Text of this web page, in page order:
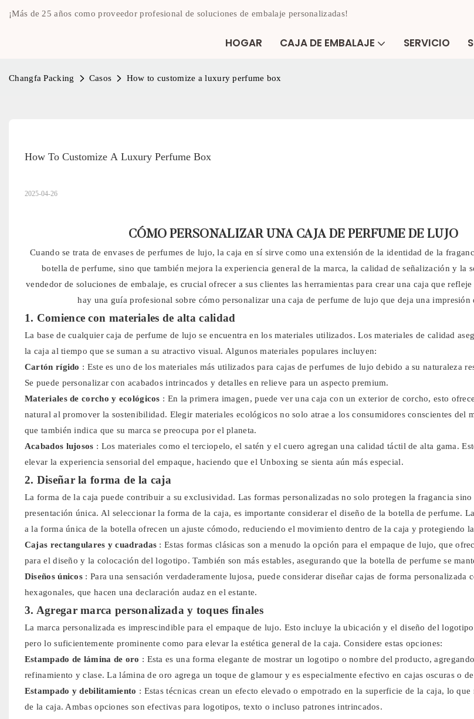
¡Más de 25 años como proveedor profesional de soluciones de embalaje personalizadas!
HOGAR CAJA DE EMBALAJE SERVICIO
Changfa Packing Casos How to customize a luxury perfume box
How To Customize A Luxury Perfume Box
2025-04-26
CÓMO PERSONALIZAR UNA CAJA DE PERFUME DE LUJO
Cuando se trata de envases de perfumes de lujo, la caja en sí sirve como una extensión de la identidad de la
botella de perfume, sino que también mejora la experiencia general de la marca, la calidad de señalización y la
vendedor de soluciones de embalaje, es crucial ofrecer a sus clientes las herramientas para crear una caja que
hay una guía profesional sobre cómo personalizar una caja de perfume de lujo que deja una impresión
1. Comience con materiales de alta calidad
La base de cualquier caja de perfume de lujo se encuentra en los materiales utilizados. Los materiales de calidad
la caja al tiempo que se suman a su atractivo visual. Algunos materiales populares incluyen:
Cartón rígido : Este es uno de los materiales más utilizados para cajas de perfumes de lujo debido a su naturaleza
Se puede personalizar con acabados intrincados y detalles en relieve para un aspecto premium.
Materiales de corcho y ecológicos : En la primera imagen, puede ver una caja con un exterior de corcho, esto
natural al promover la sostenibilidad. Elegir materiales ecológicos no solo atrae a los consumidores conscientes del
que también indica que su marca se preocupa por el planeta.
Acabados lujosos : Los materiales como el terciopelo, el satén y el cuero agregan una calidad táctil de alta gama.
elevar la experiencia sensorial del empaque, haciendo que el Unboxing se sienta aún más especial.
2. Diseñar la forma de la caja
La forma de la caja puede contribuir a su exclusividad. Las formas personalizadas no solo protegen la fragancia sino
presentación única. Al seleccionar la forma de la caja, es importante considerar el diseño de la botella de perfume.
a la forma única de la botella ofrecen un ajuste cómodo, reduciendo el movimiento dentro de la caja y protegiendo
Cajas rectangulares y cuadradas : Estas formas clásicas son a menudo la opción para el empaque de lujo, que
para el diseño y la colocación del logotipo. También son más estables, asegurando que la botella de perfume se
Diseños únicos : Para una sensación verdaderamente lujosa, puede considerar diseñar cajas de forma personalizada
hexagonales, que hacen una declaración audaz en el estante.
3. Agregar marca personalizada y toques finales
La marca personalizada es imprescindible para el empaque de lujo. Esto incluye la ubicación y el diseño del
pero lo suficientemente prominente como para elevar la estética general de la caja. Considere estas opciones:
Estampado de lámina de oro : Esta es una forma elegante de mostrar un logotipo o nombre del producto,
refinamiento y clase. La lámina de oro agrega un toque de glamour y es especialmente efectivo en cajas oscuras o
Estampado y debilitamiento : Estas técnicas crean un efecto elevado o empotrado en la superficie de la caja, lo
de la caja. Ambas opciones son efectivas para logotipos, texto o incluso patrones intrincados.